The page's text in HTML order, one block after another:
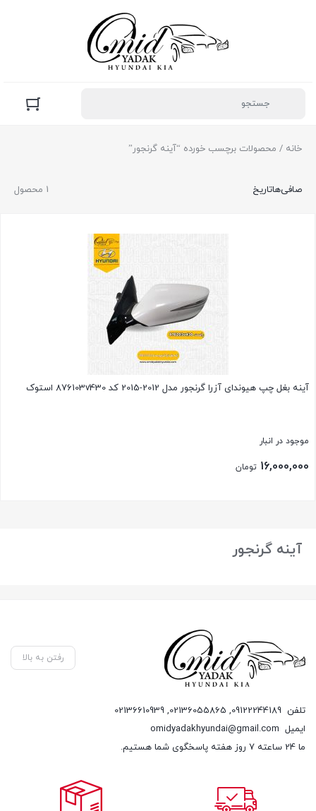
خانه / محصولات برچسب خورده “آینه گرنجور”
1 محصول صافی‌هاتاریخ
آینه بغل چپ هیوندای آزرا گرنجور مدل 2012-2015 کد 876103v430 استوک
موجود در انبار
16,000,000 تومان
آینه گرنجور
رفتن به بالا
تلفن 09122244189
,
02136055865
,
02136610939
ایمیل omidyadakhyundai@gmail.com
ما 24 ساعته 7 روز هفته پاسخگوی شما هستیم.